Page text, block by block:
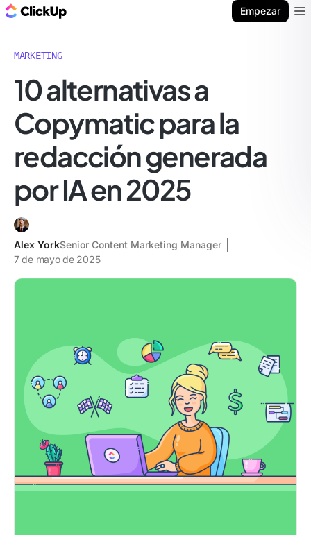
Empezar
MARKETING
10 alternativas a
Copymatic para la
redacción generada
por IA en 2025
Alex YorkSenior Content Marketing Manager
7 de mayo de 2025